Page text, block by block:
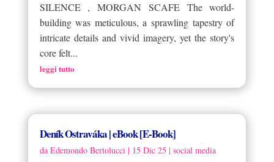
SILENCE , MORGAN SCAFE The world-
building was meticulous, a sprawling tapestry of
intricate details and vivid imagery, yet the story's
core felt...
leggi tutto
Deník Ostraváka | eBook [E-Book]
da Edemondo Bertolucci| 15 Dic 25 | social media